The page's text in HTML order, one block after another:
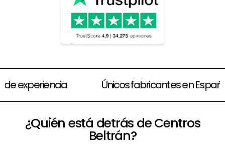
Amplias opciones de financiación 70 años
¿Quién está detrás de Centros
Beltrán?